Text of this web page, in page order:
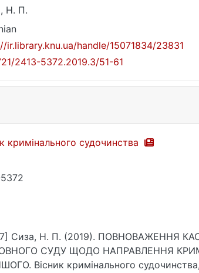
Н. П.
ir.library.knu.ua/handle/15071834/23831
2413-5372.2019.3/51-61
кримінального судочинства
7] Сиза, Н. П. (2019). ПОВНОВАЖЕННЯ
СУДУ ЩОДО НАПРАВЛЕННЯ
Вісник кримінального